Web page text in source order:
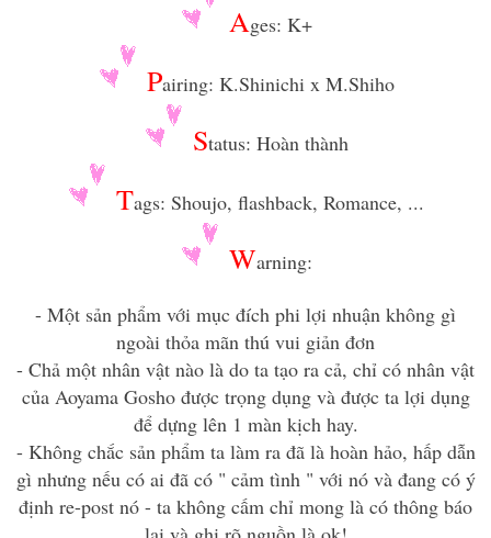
Ages: K+
Pairing: K.Shinichi x M.Shiho
Status: Hoàn thành
Tags: Shoujo, flashback, Romance, ...
Warning:
- Một sản phẩm với mục đích phi lợi nhuận không gì
ngoài thỏa mãn thú vui giản đơn
- Chả một nhân vật nào là do ta tạo ra cả, chỉ có nhân vật
của Aoyama Gosho được trọng dụng và được ta lợi dụng
để dựng lên 1 màn kịch hay.
- Không chắc sản phẩm ta làm ra đã là hoàn hảo, hấp dẫn
gì nhưng nếu có ai đã có " cảm tình " với nó và đang có ý
định re-post nó - ta không cấm chỉ mong là có thông báo